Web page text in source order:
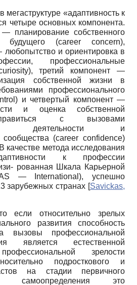
«адаптивность к
четыре основных компонента.
планирование собственного
будущего (career concern),
и ориентировка в
профессиональные
), третий компонент —
собственной жизни в
профессионального
) и четвертый компонент —
и оценка собственной
с вызовами
деятельности и
сообщества (career confidence)
качестве метода исследования
к профессии
рованная Шкала Карьерной
— International), успешно
зарубежных странах [Savickas,
если относительно зрелых
развития способность
вызовы профессиональной
является естественной
зрелости
подросткового и
на стадии первичного
самоопределения это